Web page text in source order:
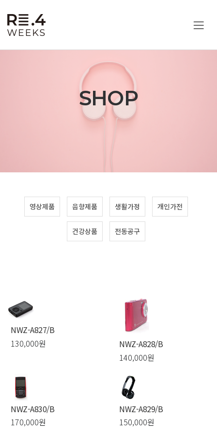
SHOP
영상제품 음향제품 생활가정 개인가전
건강상품 전동공구
NWZ-A827/B
130,000원
NWZ-A828/B
140,000원
NWZ-A830/B
170,000원
NWZ-A829/B
150,000원